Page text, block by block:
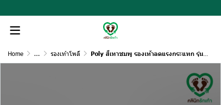
Home ... รองเท้าโพลี Poly สีเทาชมพู รองเท้าลดแรงกระแทก รุ่นปรับหน้ากว้างได้